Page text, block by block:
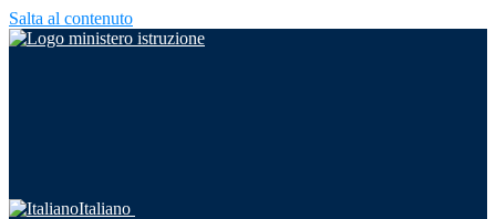
Salta al contenuto
Italiano